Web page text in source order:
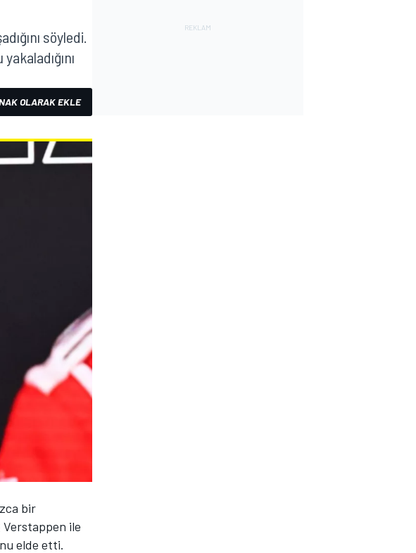
söyledi.
OLARAK EKLE
bir
Verstappen ile
elde etti.